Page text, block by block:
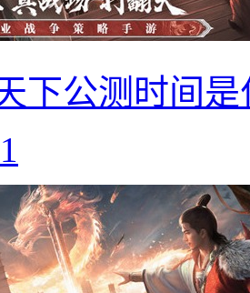
下公测时间